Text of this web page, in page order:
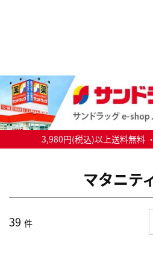
3,980円(税込)以上送料無料
マタニテ
39 件